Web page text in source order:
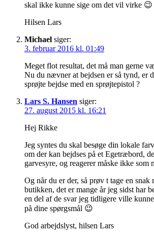
skal ikke kunne sige om det vil virke 😉
Hilsen Lars
Michael siger:
3. februar 2016 kl. 01:49
Meget flot resultat, det må man gerne
Nu du nævner at bejdsen er så tynd, er
sprøjte bejdse med en sprøjtepistol ?
Lars S. Hansen siger:
27. august 2015 kl. 16:21
Hej Rikke
Jeg syntes du skal besøge din lokale
om der kan bejdses på et Egetræbord,
garvesyre, og reagerer måske ikke
Og når du er der, så prøv t tage en snak
butikken, det er mange år jeg sidst har
en del af de svar jeg tidligere ville
på dine spørgsmål 😉
God arbejdslyst, hilsen Lars